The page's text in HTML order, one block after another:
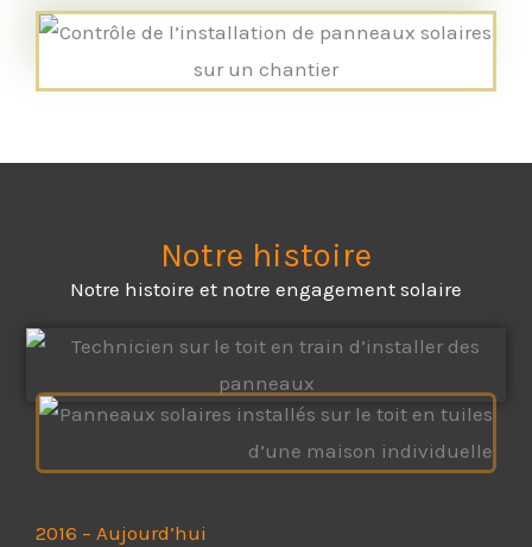
Notre histoire
Notre histoire et notre engagement solaire
2016 – Aujourd’hui